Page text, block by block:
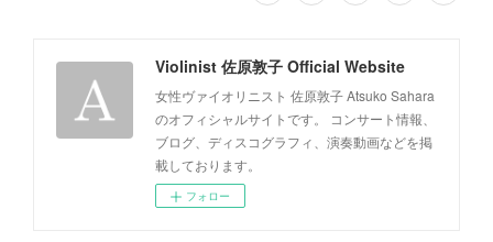
Violinist 佐原敦子 Official Website
女性ヴァイオリニスト 佐原敦子 Atsuko Sahara
のオフィシャルサイトです。 コンサート情報、
ブログ、ディスコグラフィ、演奏動画などを掲
載しております。
フォロー